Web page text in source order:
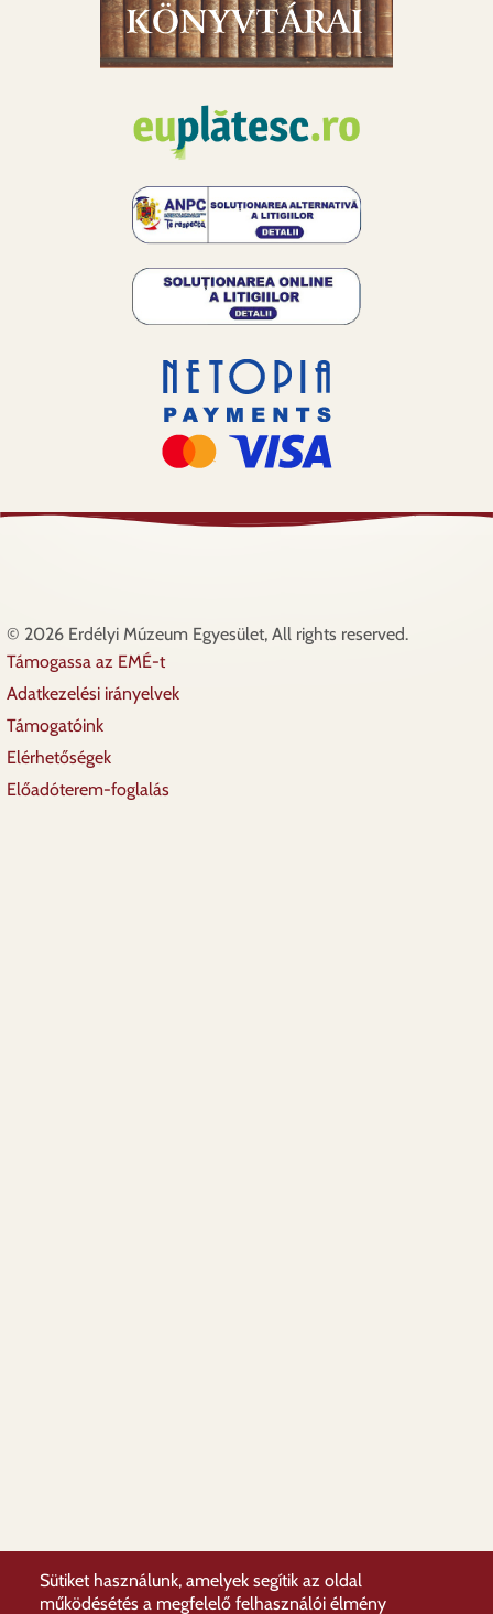
© 2026 Erdélyi Múzeum Egyesület, All rights reserved.
Lábléc
Támogassa az EMÉ-t
Adatkezelési irányelvek
Támogatóink
Elérhetőségek
Előadóterem-foglalás
Sütiket használunk, amelyek segítik az oldal
működésétés a megfelelő felhasználói élmény